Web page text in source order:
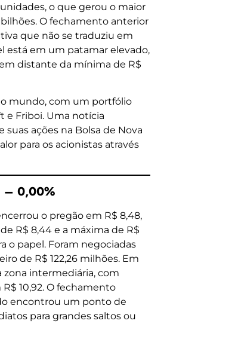
o que gerou o maior
O fechamento anterior
que não se traduziu em
está em um patamar elevado,
distante da mínima de R$
mundo, com um portfólio
e Friboi. Uma notícia
ações na Bolsa de Nova
para os acionistas através
– 0,00%
o pregão em R$ 8,48,
R$ 8,44 e a máxima de R$
o papel. Foram negociadas
de R$ 122,26 milhões. Em
zona intermediária, com
10,92. O fechamento
encontrou um ponto de
para grandes saltos ou